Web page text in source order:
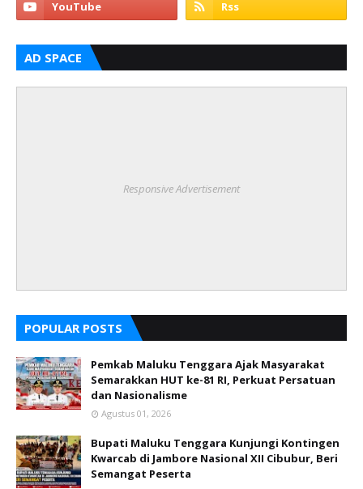
AD SPACE
Responsive Advertisement
POPULAR POSTS
Pemkab Maluku Tenggara Ajak Masyarakat
Semarakkan HUT ke-81 RI, Perkuat Persatuan
dan Nasionalisme
Agustus 01, 2026
Bupati Maluku Tenggara Kunjungi Kontingen
Kwarcab di Jambore Nasional XII Cibubur, Beri
Semangat Peserta